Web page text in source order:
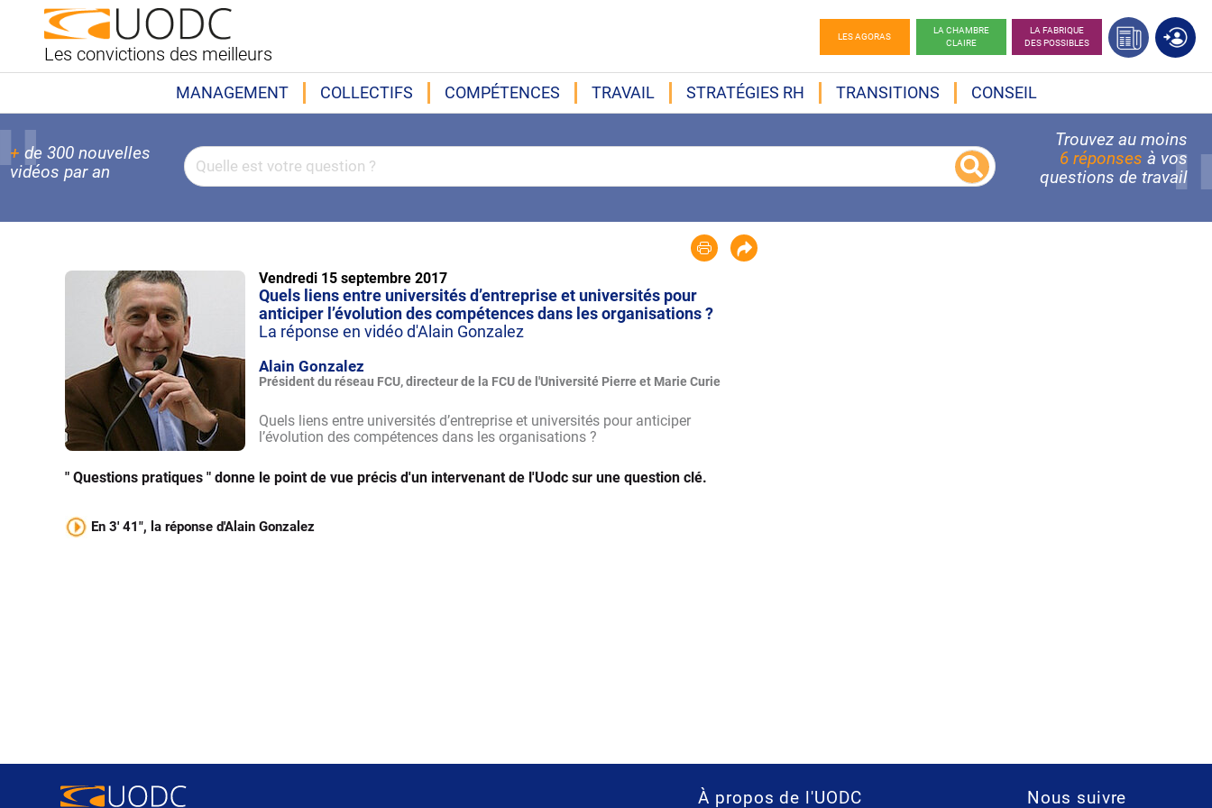
Les convictions des meilleurs
LES AGORAS
LA CHAMBRE
CLAIRE
LA FABRIQUE
DES POSSIBLES
MANAGEMENT COLLECTIFS COMPÉTENCES TRAVAIL STRATÉGIES RH TRANSITIONS CONSEIL
+ de 300 nouvelles
vidéos par an
Trouvez au moins
6 réponses à vos
questions de travail
Vendredi 15 septembre 2017
Quels liens entre universités d’entreprise et universités pour
anticiper l’évolution des compétences dans les organisations ?
La réponse en vidéo d'Alain Gonzalez
Alain Gonzalez
Président du réseau FCU, directeur de la FCU de l'Université Pierre et Marie Curie
Quels liens entre universités d’entreprise et universités pour anticiper
l’évolution des compétences dans les organisations ?
" Questions pratiques " donne le point de vue précis d'un intervenant de l'Uodc sur une question clé.
En 3' 41", la réponse d'Alain Gonzalez
À propos de l'UODC Nous suivre